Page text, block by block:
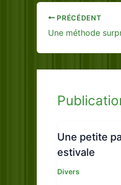
PRÉCÉDENT
Une petite
estivale
Divers